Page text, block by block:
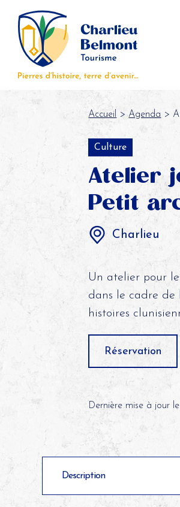
Accueil > Agenda >
Culture
Atelier
Petit
Charlieu
Un atelier pour
dans le cadre de
histoires
Réservation
Dernière mise à jour
Description
Panneau de gestion des cookies